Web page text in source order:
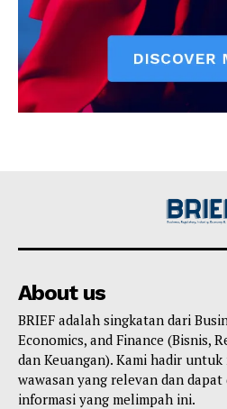
About us
BRIEF adalah singkatan dari
Economics, and Finance (Bisnis,
dan Keuangan). Kami hadir untuk
wawasan yang relevan dan
informasi yang melimpah ini.